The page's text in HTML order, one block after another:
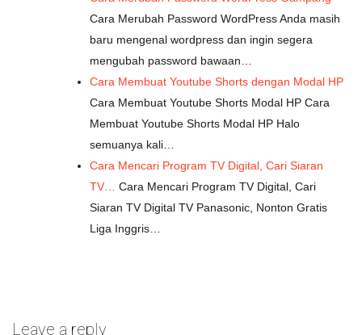
Cara Merubah Password WordPress Anda masih
baru mengenal wordpress dan ingin segera
mengubah password bawaan…
Cara Membuat Youtube Shorts dengan Modal HP
Cara Membuat Youtube Shorts Modal HP Cara
Membuat Youtube Shorts Modal HP Halo
semuanya kali…
Cara Mencari Program TV Digital, Cari Siaran
TV…
Cara Mencari Program TV Digital, Cari
Siaran TV Digital TV Panasonic, Nonton Gratis
Liga Inggris…
Leave a reply